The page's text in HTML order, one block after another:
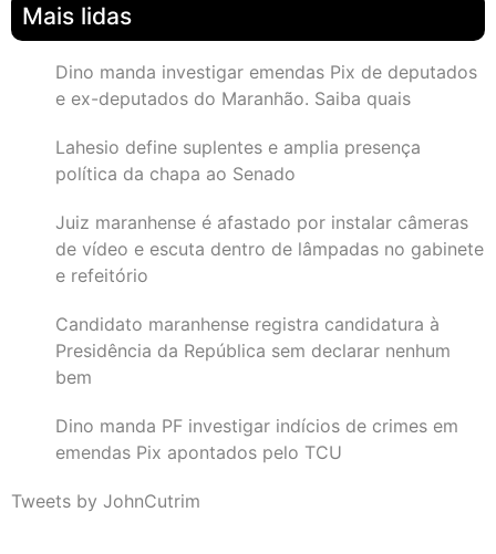
Mais lidas
Dino manda investigar emendas Pix de deputados
e ex-deputados do Maranhão. Saiba quais
Lahesio define suplentes e amplia presença
política da chapa ao Senado
Juiz maranhense é afastado por instalar câmeras
de vídeo e escuta dentro de lâmpadas no gabinete
e refeitório
Candidato maranhense registra candidatura à
Presidência da República sem declarar nenhum
bem
Dino manda PF investigar indícios de crimes em
emendas Pix apontados pelo TCU
Tweets by JohnCutrim